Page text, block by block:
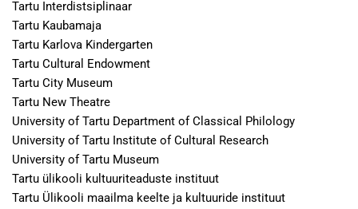
Tartu Interdistsiplinaar
Tartu Kaubamaja
Tartu Karlova Kindergarten
Tartu Cultural Endowment
Tartu City Museum
Tartu New Theatre
University of Tartu Department of Classical Philology
University of Tartu Institute of Cultural Research
University of Tartu Museum
Tartu ülikooli kultuuriteaduste instituut
Tartu Ülikooli maailma keelte ja kultuuride instituut